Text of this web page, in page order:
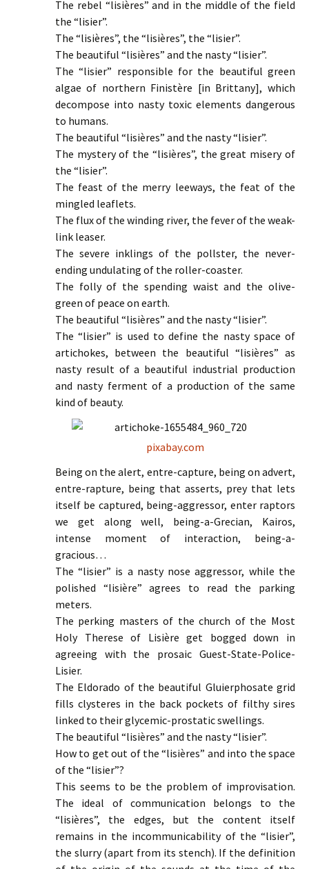
The rebel “lisières” and in the middle of the field
the “lisier”.
The “lisières”, the “lisières”, the “lisier”.
The beautiful “lisières” and the nasty “lisier”.
The “lisier” responsible for the beautiful green
algae of northern Finistère [in Brittany], which
decompose into nasty toxic elements dangerous
to humans.
The beautiful “lisières” and the nasty “lisier”.
The mystery of the “lisières”, the great misery of
the “lisier”.
The feast of the merry leeways, the feat of the
mingled leaflets.
The flux of the winding river, the fever of the weak-
link leaser.
The severe inklings of the pollster, the never-
ending undulating of the roller-coaster.
The folly of the spending waist and the olive-
green of peace on earth.
The beautiful “lisières” and the nasty “lisier”.
The “lisier” is used to define the nasty space of
artichokes, between the beautiful “lisières” as
nasty result of a beautiful industrial production
and nasty ferment of a production of the same
kind of beauty.
pixabay.com
Being on the alert, entre-capture, being on advert,
entre-rapture, being that asserts, prey that lets
itself be captured, being-aggressor, enter raptors
we get along well, being-a-Grecian, Kairos,
intense moment of interaction, being-a-
gracious…
The “lisier” is a nasty nose aggressor, while the
polished “lisière” agrees to read the parking
meters.
The perking masters of the church of the Most
Holy Therese of Lisière get bogged down in
agreeing with the prosaic Guest-State-Police-
Lisier.
The Eldorado of the beautiful Gluierphosate grid
fills clysteres in the back pockets of filthy sires
linked to their glycemic-prostatic swellings.
The beautiful “lisières” and the nasty “lisier”.
How to get out of the “lisières” and into the space
of the “lisier”?
This seems to be the problem of improvisation.
The ideal of communication belongs to the
“lisières”, the edges, but the content itself
remains in the incommunicability of the “lisier”,
the slurry (apart from its stench). If the definition